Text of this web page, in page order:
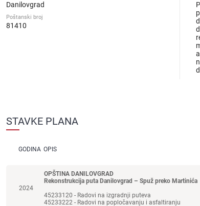
Danilovgrad
Poštanski broj
81410
STAVKE PLANA
GODINA OPIS
2024
OPŠTINA DANILOVGRAD
Rekonstrukcija puta Danilovgrad – Spuž preko Martinića
45233120 - Radovi na izgradnji puteva